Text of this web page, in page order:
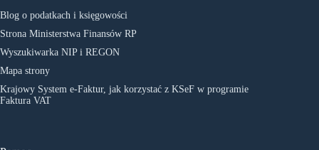
Blog o podatkach i księgowości
Strona Ministerstwa Finansów RP
Wyszukiwarka NIP i REGON
Mapa strony
Krajowy System e-Faktur, jak korzystać z KSeF w programie
Faktura VAT